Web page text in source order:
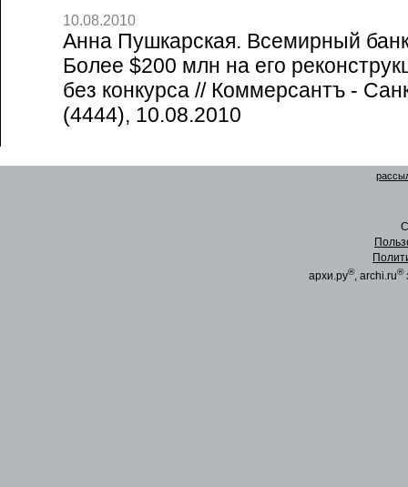
10.08.2010
Анна Пушкарская. Всемирный
Более $200 млн на его
без конкурса // Коммерсантъ -
(4444), 10.08.2010
архи.ру®, archi.ru®